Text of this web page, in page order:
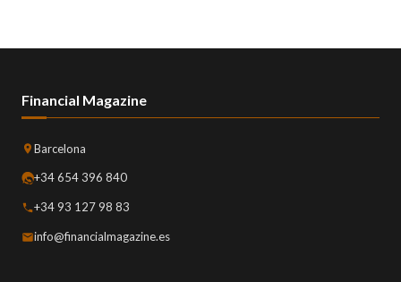
Financial Magazine
Barcelona
+34 654 396 840
+34 93 127 98 83
info@financialmagazine.es